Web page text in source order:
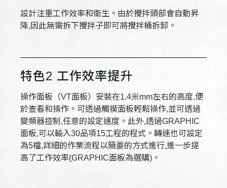
設計注重工作效率和衛生。由於攪拌頭部會自動昇
降,因此無需拆下攪拌子即可將攪拌桶拆卸。
特色2 工作效率提升
操作面板（VT面板）安裝在1.4米mm左右的高度,便
於查看和操作。可透過觸摸面板輕鬆操作,並可透過
變頻器控制,任意的設定速度。此外,透過GRAPHIC
面板,可以輸入30品項15工程的程式。轉速也可設定
為5檔,詳細的作業流程以簡要的方式進行,進一步提
高了工作效率(GRAPHIC面板為選購)。